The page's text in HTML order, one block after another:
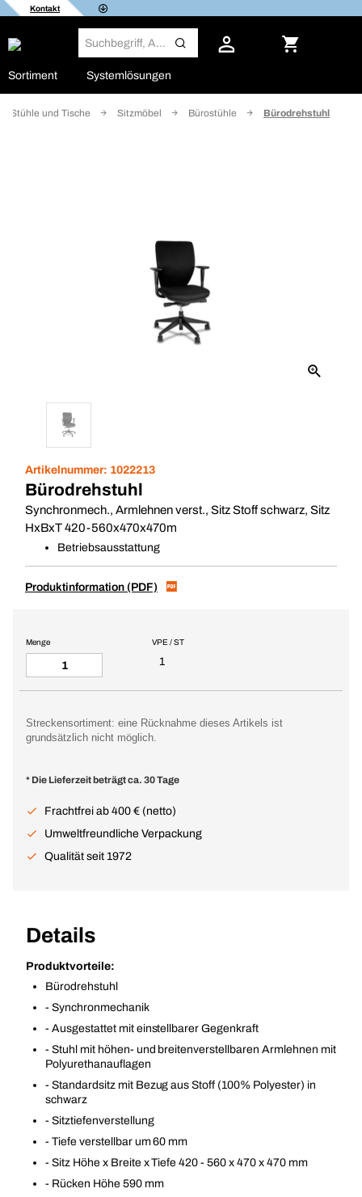
Kontakt
Sortiment Systemlösungen
Stühle und Tische Sitzmöbel Bürostühle Bürodrehstuhl
Artikelnummer: 1022213
Bürodrehstuhl
Synchronmech., Armlehnen verst., Sitz Stoff schwarz, Sitz
HxBxT 420-560x470x470m
Betriebsausstattung
Produktinformation (PDF)
VPE / ST
1
Menge
Streckensortiment: eine Rücknahme dieses Artikels ist
grundsätzlich nicht möglich.
* Die Lieferzeit beträgt ca. 30 Tage
Frachtfrei ab 400 € (netto)
Umweltfreundliche Verpackung
Qualität seit 1972
Details
Produktvorteile:
Bürodrehstuhl
- Synchronmechanik
- Ausgestattet mit einstellbarer Gegenkraft
- Stuhl mit höhen- und breitenverstellbaren Armlehnen mit
Polyurethanauflagen
- Standardsitz mit Bezug aus Stoff (100% Polyester) in
schwarz
- Sitztiefenverstellung
- Tiefe verstellbar um 60 mm
- Sitz Höhe x Breite x Tiefe 420 - 560 x 470 x 470 mm
- Rücken Höhe 590 mm